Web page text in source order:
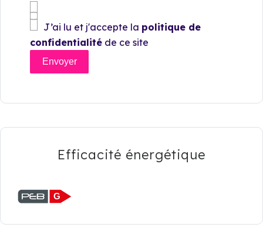
J’ai lu et j'accepte la politique de
confidentialité de ce site
Envoyer
Efficacité énergétique
G